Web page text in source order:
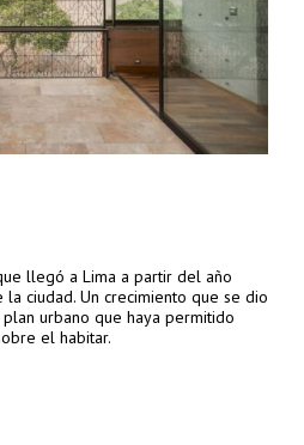
llegó a Lima a partir del año
ciudad. Un crecimiento que se dio
urbano que haya permitido
el habitar.